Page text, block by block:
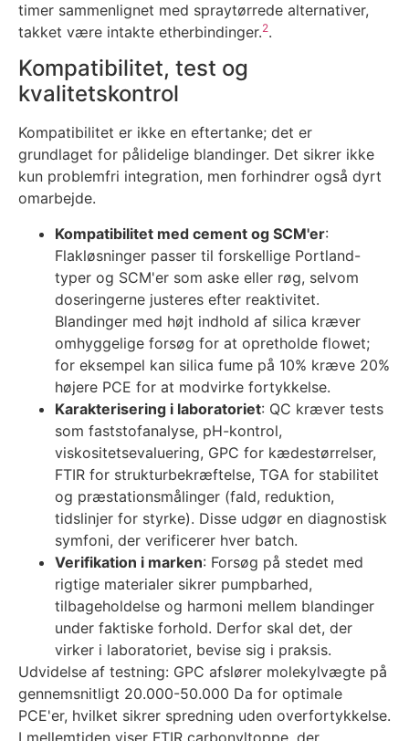
timer sammenlignet med spraytørrede alternativer,
takket være intakte etherbindinger.2.
Kompatibilitet, test og
kvalitetskontrol
Kompatibilitet er ikke en eftertanke; det er
grundlaget for pålidelige blandinger. Det sikrer ikke
kun problemfri integration, men forhindrer også dyrt
omarbejde.
Kompatibilitet med cement og SCM'er:
Flakløsninger passer til forskellige Portland-
typer og SCM'er som aske eller røg, selvom
doseringerne justeres efter reaktivitet.
Blandinger med højt indhold af silica kræver
omhyggelige forsøg for at opretholde flowet;
for eksempel kan silica fume på 10% kræve 20%
højere PCE for at modvirke fortykkelse.
Karakterisering i laboratoriet: QC kræver tests
som faststofanalyse, pH-kontrol,
viskositetsevaluering, GPC for kædestørrelser,
FTIR for strukturbekræftelse, TGA for stabilitet
og præstationsmålinger (fald, reduktion,
tidslinjer for styrke). Disse udgør en diagnostisk
symfoni, der verificerer hver batch.
Verifikation i marken: Forsøg på stedet med
rigtige materialer sikrer pumpbarhed,
tilbageholdelse og harmoni mellem blandinger
under faktiske forhold. Derfor skal det, der
virker i laboratoriet, bevise sig i praksis.
Udvidelse af testning: GPC afslører molekylvægte på
gennemsnitligt 20.000-50.000 Da for optimale
PCE'er, hvilket sikrer spredning uden overfortykkelse.
I mellemtiden viser FTIR carbonyltoppe, der